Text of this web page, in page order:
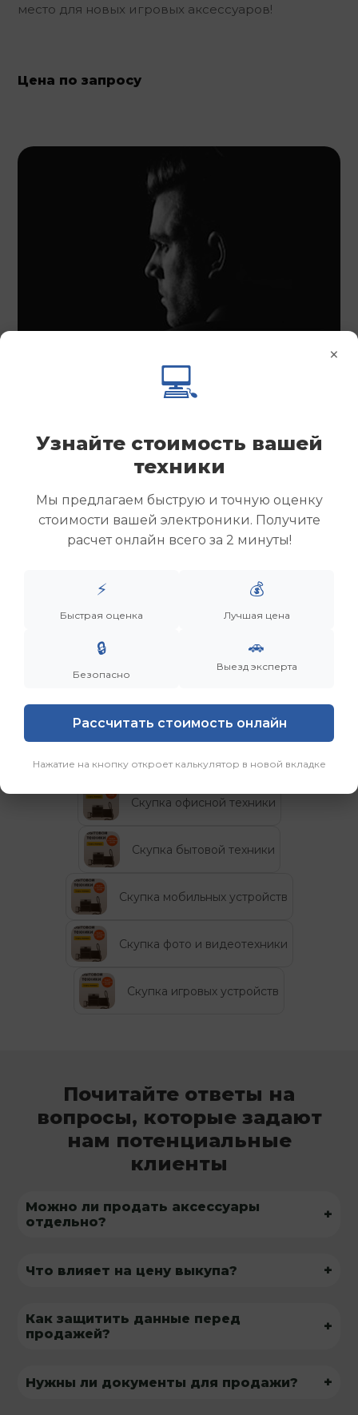
место для новых игровых аксессуаров!
Цена по запросу
Дронов Матвей Викторович
“Мы не скупаем старую технику. Мы даем вещам
вторую жизнь, а их владельцам — новую
возможность.”
Категории
Скупка офисной техники
Скупка бытовой техники
Скупка мобильных устройств
Скупка фото и видеотехники
Скупка игровых устройств
Почитайте ответы на
вопросы, которые задают
нам потенциальные
клиенты
Можно ли продать аксессуары
отдельно?
+
Что влияет на цену выкупа? +
Как защитить данные перед
продажей?
+
Нужны ли документы для продажи? +
×
💻
Узнайте стоимость вашей
техники
Мы предлагаем быструю и точную оценку
стоимости вашей электроники. Получите
расчет онлайн всего за 2 минуты!
⚡
Быстрая оценка
💰
Лучшая цена
🔒
Безопасно
🚗
Выезд эксперта
Рассчитать стоимость онлайн
Нажатие на кнопку откроет калькулятор в новой вкладке